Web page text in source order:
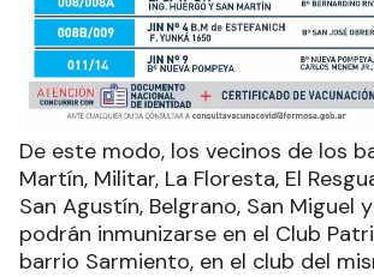
De este modo, los vecinos de los
Martín, Militar, La Floresta, El
San Agustín, Belgrano, San Miguel
podrán inmunizarse en el Club
barrio Sarmiento, en el club del